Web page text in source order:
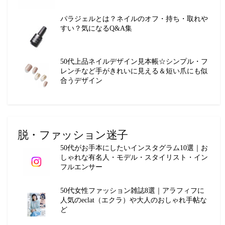
パラジェルとは？ネイルのオフ・持ち・取れや
すい？気になるQ&A集
50代上品ネイルデザイン見本帳☆シンプル・フ
レンチなど手がきれいに見える＆短い爪にも似
合うデザイン
脱・ファッション迷子
50代がお手本にしたいインスタグラム10選｜お
しゃれな有名人・モデル・スタイリスト・イン
フルエンサー
50代女性ファッション雑誌8選｜アラフィフに
人気のeclat（エクラ）や大人のおしゃれ手帖な
ど